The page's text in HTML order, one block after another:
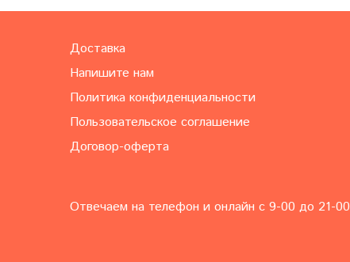
Доставка
Напишите нам
Политика конфиденциальности
Пользовательское соглашение
Договор-оферта
Отвечаем на телефон и онлайн с 9-00 до 21-00